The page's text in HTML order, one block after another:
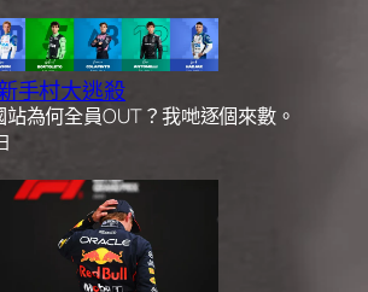
手村大逃殺
為何全員OUT？我哋逐個來數。